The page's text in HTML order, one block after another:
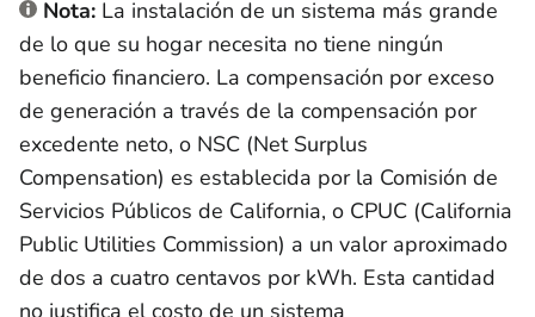
Nota: La instalación de un sistema más grande
de lo que su hogar necesita no tiene ningún
beneficio financiero. La compensación por exceso
de generación a través de la compensación por
excedente neto, o NSC (Net Surplus
Compensation) es establecida por la Comisión de
Servicios Públicos de California, o CPUC (California
Public Utilities Commission) a un valor aproximado
de dos a cuatro centavos por kWh. Esta cantidad
no justifica el costo de un sistema